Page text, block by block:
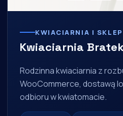
KWIACIARNIA I
Kwiaciarnia Bratek
Rodzinna kwiaciarnia z
WooCommerce, dostawą
odbioru w kwiatomacie.